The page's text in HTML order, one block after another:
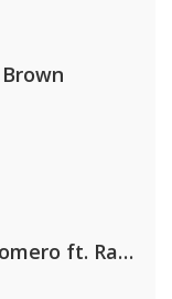
Jamoxy & Agatino Romero ft. Raffaella Carrà